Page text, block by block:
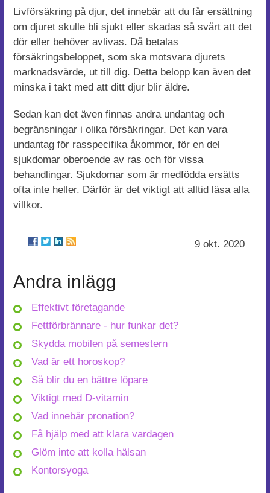
Livförsäkring på djur, det innebär att du får ersättning
om djuret skulle bli sjukt eller skadas så svårt att det
dör eller behöver avlivas. Då betalas
försäkringsbeloppet, som ska motsvara djurets
marknadsvärde, ut till dig. Detta belopp kan även det
minska i takt med att ditt djur blir äldre.
Sedan kan det även finnas andra undantag och
begränsningar i olika försäkringar. Det kan vara
undantag för rasspecifika åkommor, för en del
sjukdomar oberoende av ras och för vissa
behandlingar. Sjukdomar som är medfödda ersätts
ofta inte heller. Därför är det viktigt att alltid läsa alla
villkor.
9 okt. 2020
Andra inlägg
Effektivt företagande
Fettförbrännare - hur funkar det?
Skydda mobilen på semestern
Vad är ett horoskop?
Så blir du en bättre löpare
Viktigt med D-vitamin
Vad innebär pronation?
Få hjälp med att klara vardagen
Glöm inte att kolla hälsan
Kontorsyoga